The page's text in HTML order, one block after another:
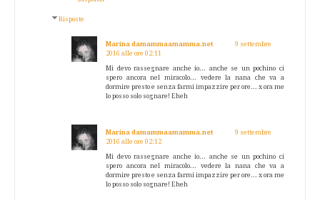
Risposte
Marina damammaamamma.net
9 settembre
2016 alle ore 02:11
Mi devo rassegnare anche io... anche se un pochino ci
spero ancora nel miracolo... vedere la nana che va a
dormire presto e senza farmi impazzire per ore... x ora me
lo posso solo sognare! Eheh
Marina damammaamamma.net
9 settembre
2016 alle ore 02:12
Mi devo rassegnare anche io... anche se un pochino ci
spero ancora nel miracolo... vedere la nana che va a
dormire presto e senza farmi impazzire per ore... x ora me
lo posso solo sognare! Eheh